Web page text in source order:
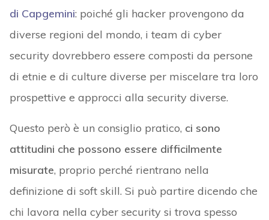
di Capgemini: poiché gli hacker provengono da
diverse regioni del mondo, i team di cyber
security dovrebbero essere composti da persone
di etnie e di culture diverse per miscelare tra loro
prospettive e approcci alla security diverse.
Questo però è un consiglio pratico, ci sono
attitudini che possono essere difficilmente
misurate, proprio perché rientrano nella
definizione di soft skill. Si può partire dicendo che
chi lavora nella cyber security si trova spesso